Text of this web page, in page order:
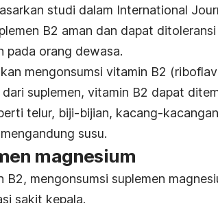
studi dalam International
B2 aman dan dapat
pada orang dewasa.
mengonsumsi vitamin B2
dari suplemen, vitamin B2 dapat
telur, biji-bijian, kacang-
susu.
magnesium
B2, mengonsumsi suplemen
sakit kepala.